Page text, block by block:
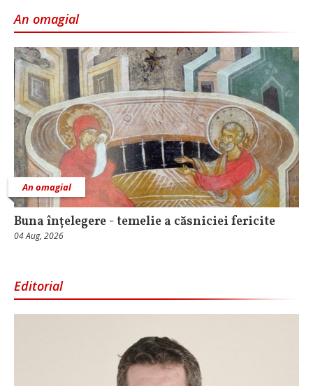
An omagial
An omagial
Buna înțelegere - temelie a căsniciei fericite
04 Aug, 2026
Editorial